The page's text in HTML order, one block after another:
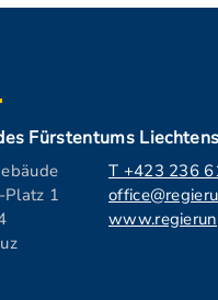
Fürstentums
Platz 1
T +423 236